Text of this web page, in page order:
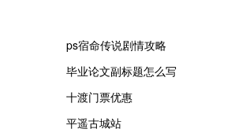
ps宿命传说剧情攻略
毕业论文副标题怎么写
十渡门票优惠
平遥古城站